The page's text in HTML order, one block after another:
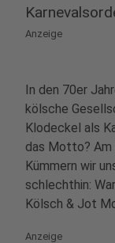
Anzeige
In den 70er
kölsche
Klodeckel als
das Motto? Am
Kümmern wir
schlechthin:
Kölsch & Jot
Anzeige